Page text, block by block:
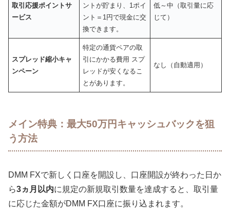
取引応援ポイントサ
ービス
ントが貯まり、1ポイ
ント＝1円で現金に交
換できます。
低～中（取引量に応
じて）
スプレッド縮小キャ
ンペーン
特定の通貨ペアの取
引にかかる費用 スプ
レッドが安くなるこ
とがあります。
なし（自動適用）
メイン特典：最大50万円キャッシュバックを狙
う方法
DMM FXで新しく口座を開設し、口座開設が終わった日か
ら3ヵ月以内に規定の新規取引数量を達成すると、取引量
に応じた金額がDMM FX口座に振り込まれます。